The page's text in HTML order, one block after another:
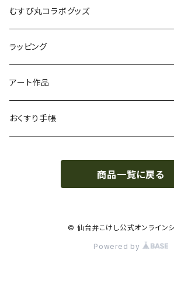
かるた
むすび丸コラボグッズ
ラッピング
アート作品
おくすり手帳
商品一覧に戻る
© 仙台弁こけし公式オンラインシ
Powered by